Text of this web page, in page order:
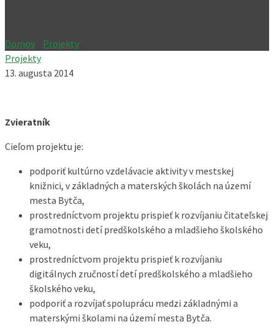
Domov Projekty
Projekty
13. augusta 2014
Zvieratník
Cieľom projektu je:
podporiť kultúrno vzdelávacie aktivity v mestskej
knižnici, v základných a materských školách na území
mesta Bytča,
prostredníctvom projektu prispieť k rozvíjaniu čitateľskej
gramotnosti detí predškolského a mladšieho školského
veku,
prostredníctvom projektu prispieť k rozvíjaniu
digitálnych zručností detí predškolského a mladšieho
školského veku,
podporiť a rozvíjať spoluprácu medzi základnými a
materskými školami na území mesta Bytča.